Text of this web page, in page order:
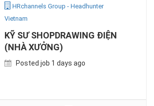
HRchannels Group - Headhunter
Vietnam
KỸ SƯ SHOPDRAWING ĐIỆN
(NHÀ XƯỞNG)
Posted job 1 days ago